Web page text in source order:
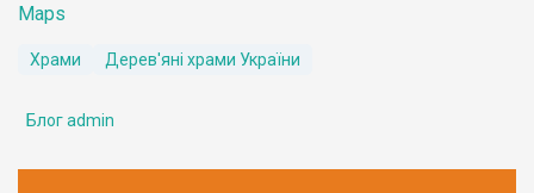
Maps
Храми Дерев'яні храми України
Блог admin